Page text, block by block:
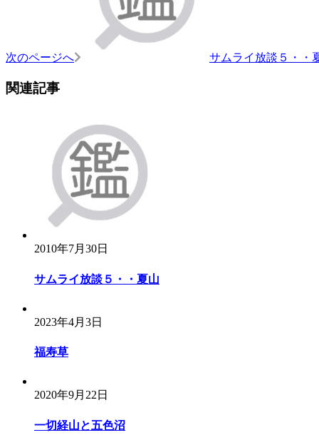
次のページへ サムライ放談５・・
関連記事
2010年7月30日
サムライ放談５・・夏山
2023年4月3日
福寿草
2020年9月22日
一切経山と五色沼